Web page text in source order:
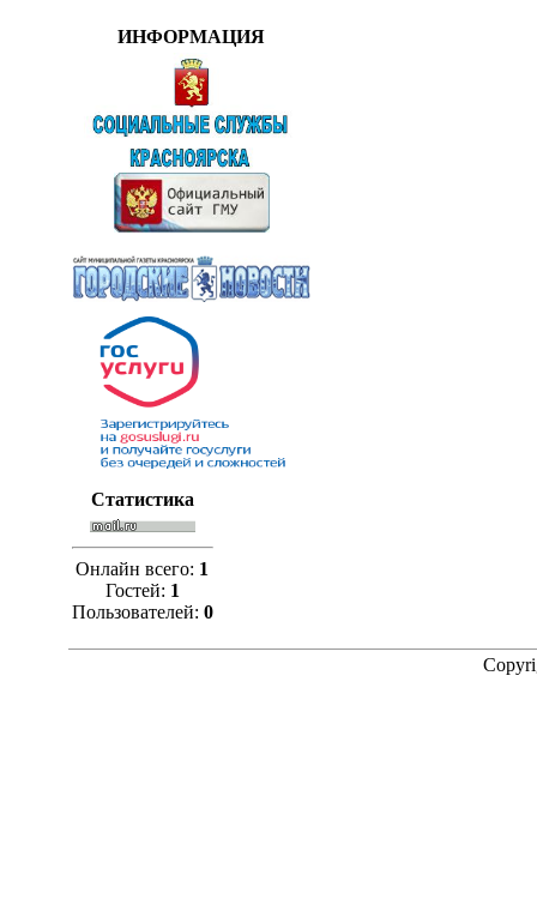
ИНФОРМАЦИЯ
Статистика
Онлайн всего: 1
Гостей: 1
Пользователей: 0